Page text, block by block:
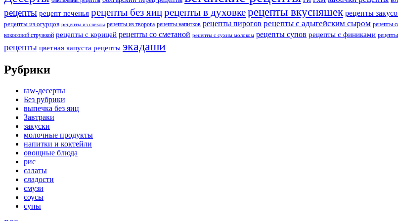
рецепты рецепт печенья рецепты без яицрецепты в духовкерецепты вкусняшек рецепты
рецепты из огурцов рецепты из свеклы рецепты из творога рецепты напитков рецепты пирогов рецепты с адыгейским сыром рецепты
кокосовой стружкой рецепты с корицей рецепты со сметаной рецепты с сухим молоком рецепты супов рецепты с финиками
рецепты цветная капуста рецепты экадаши
Рубрики
raw-десерты
Без рубрики
выпечка без яиц
Завтраки
закуски
молочные продукты
напитки и коктейли
овощные блюда
рис
салаты
сладости
смузи
соусы
супы